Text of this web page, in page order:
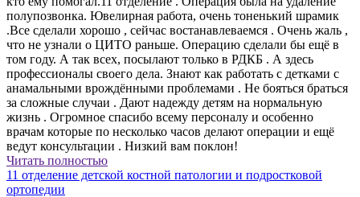
полупозвонка. Ювелирная работа, очень тоненький шрамик
.Все сделали хорошо , сейчас востанавлеваемся . Очень жаль ,
что не узнали о ЦИТО раньше. Операцию сделали бы ещё в
том году. А так всех, посылают только в РДКБ . А здесь
профессионалы своего дела. Знают как работать с детками с
анамальными врождёнными проблемами . Не бояться браться
за сложные случаи . Дают надежду детям на нормальную
жизнь . Огромное спасибо всему персоналу и особенно
врачам которые по несколько часов делают операции и ещё
ведут консультации . Низкий вам поклон!
Читать полностью
11 отделение детской костной патологии и подростковой
ортопедии